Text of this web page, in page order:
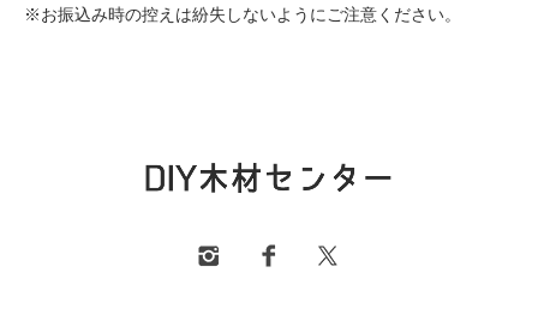
※お振込み時の控えは紛失しないようにご注意ください。